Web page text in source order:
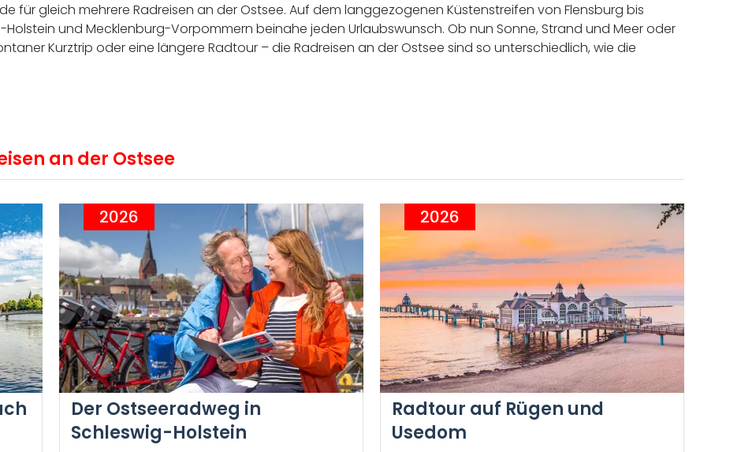
für gleich mehrere Radreisen an der Ostsee. Auf dem langgezogenen Küstenstreifen von Flensburg bis
Holstein und Mecklenburg-Vorpommern beinahe jeden Urlaubswunsch. Ob nun Sonne, Strand und Meer oder
Kurztrip oder eine längere Radtour – die Radreisen an der Ostsee sind so unterschiedlich, wie die
an der Ostsee
2026
Der Ostseeradweg in
Schleswig-Holstein
2026
Radtour auf Rügen und
Usedom